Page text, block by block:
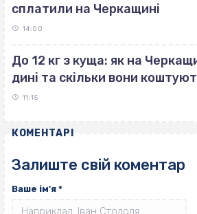
сплатили на Черкащині
14:00
До 12 кг з куща: як на
дині та скільки вони
11:15
КОМЕНТАРІ
Залиште свій коментар
Ваше ім'я *